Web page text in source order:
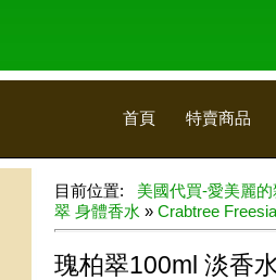
首頁 特賣商品
目前位置: 美國代買-愛美麗
翠 身體香水 » Crabtree
瑰柏翠100ml 淡香